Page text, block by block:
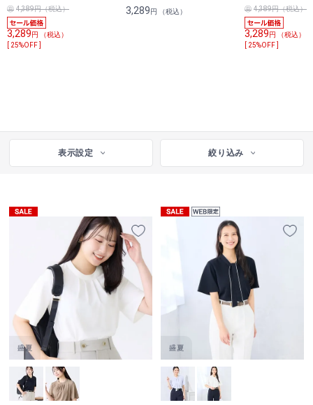
4,389円（税込）
3,289円 （税込）
[ 25%OFF ]
3,289円 （税込）
4,389円（税込）
3,289円 （税込）
[ 25%OFF ]
表示設定 絞り込み